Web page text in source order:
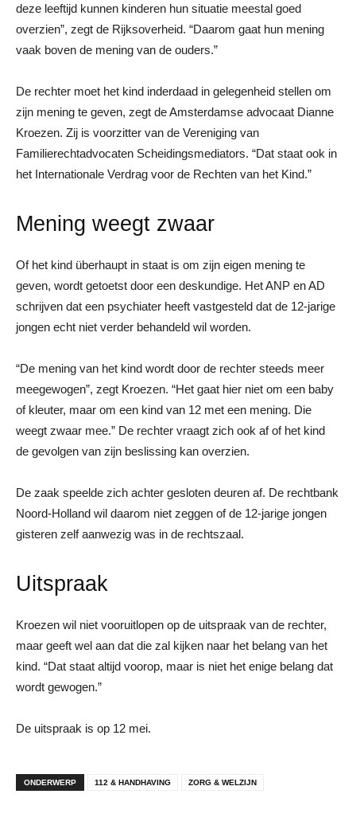
deze leeftijd kunnen kinderen hun situatie meestal goed
overzien”, zegt de Rijksoverheid. “Daarom gaat hun mening
vaak boven de mening van de ouders.”
De rechter moet het kind inderdaad in gelegenheid stellen om
zijn mening te geven, zegt de Amsterdamse advocaat Dianne
Kroezen. Zij is voorzitter van de Vereniging van
Familierechtadvocaten Scheidingsmediators. “Dat staat ook in
het Internationale Verdrag voor de Rechten van het Kind.”
Mening weegt zwaar
Of het kind überhaupt in staat is om zijn eigen mening te
geven, wordt getoetst door een deskundige. Het ANP en AD
schrijven dat een psychiater heeft vastgesteld dat de 12-jarige
jongen echt niet verder behandeld wil worden.
“De mening van het kind wordt door de rechter steeds meer
meegewogen”, zegt Kroezen. “Het gaat hier niet om een baby
of kleuter, maar om een kind van 12 met een mening. Die
weegt zwaar mee.” De rechter vraagt zich ook af of het kind
de gevolgen van zijn beslissing kan overzien.
De zaak speelde zich achter gesloten deuren af. De rechtbank
Noord-Holland wil daarom niet zeggen of de 12-jarige jongen
gisteren zelf aanwezig was in de rechtszaal.
Uitspraak
Kroezen wil niet vooruitlopen op de uitspraak van de rechter,
maar geeft wel aan dat die zal kijken naar het belang van het
kind. “Dat staat altijd voorop, maar is niet het enige belang dat
wordt gewogen.”
De uitspraak is op 12 mei.
ONDERWERP 112 & HANDHAVING ZORG & WELZIJN